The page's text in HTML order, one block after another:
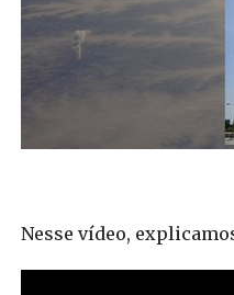
Nesse vídeo,